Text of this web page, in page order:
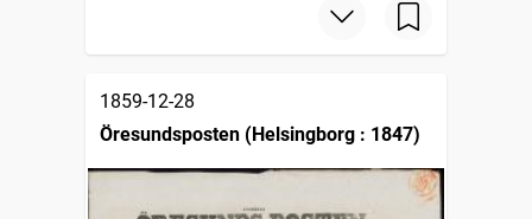
1859-12-28
Öresundsposten (Helsingborg : 1847)